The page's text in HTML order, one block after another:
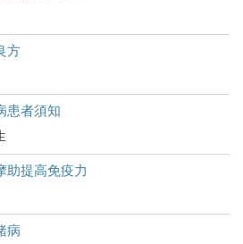
方
患者須知
助提高免疫力
病